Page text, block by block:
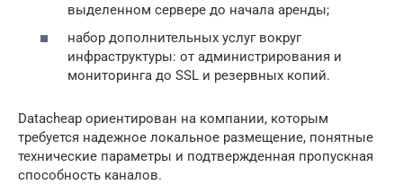
выделенном сервере до начала аренды;
набор дополнительных услуг вокруг
инфраструктуры: от администрирования и
мониторинга до SSL и резервных копий.
Datacheap ориентирован на компании, которым
требуется надежное локальное размещение, понятные
технические параметры и подтвержденная пропускная
способность каналов.